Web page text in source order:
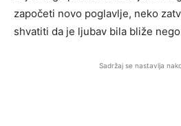
započeti novo poglavlje, neko
shvatiti da je ljubav bila bliže
Sadržaj se nastavlja